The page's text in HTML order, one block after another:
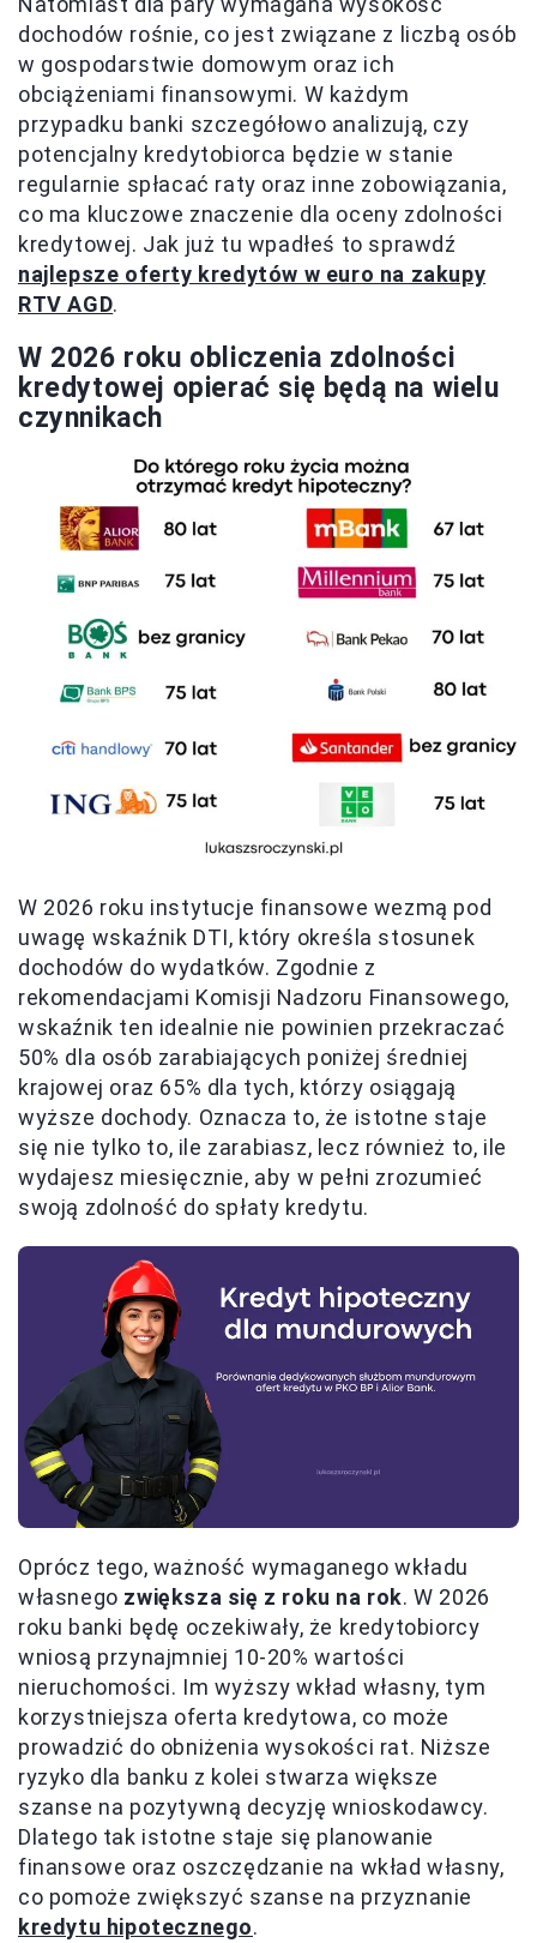
dochodów rośnie, co jest związane z liczbą osób
w gospodarstwie domowym oraz ich
obciążeniami finansowymi. W każdym
przypadku banki szczegółowo analizują, czy
potencjalny kredytobiorca będzie w stanie
regularnie spłacać raty oraz inne zobowiązania,
co ma kluczowe znaczenie dla oceny zdolności
kredytowej. Jak już tu wpadłeś to sprawdź
najlepsze oferty kredytów w euro na zakupy
RTV AGD.
W 2026 roku obliczenia zdolności
kredytowej opierać się będą na wielu
czynnikach
W 2026 roku instytucje finansowe wezmą pod
uwagę wskaźnik DTI, który określa stosunek
dochodów do wydatków. Zgodnie z
rekomendacjami Komisji Nadzoru Finansowego,
wskaźnik ten idealnie nie powinien przekraczać
50% dla osób zarabiających poniżej średniej
krajowej oraz 65% dla tych, którzy osiągają
wyższe dochody. Oznacza to, że istotne staje
się nie tylko to, ile zarabiasz, lecz również to, ile
wydajesz miesięcznie, aby w pełni zrozumieć
swoją zdolność do spłaty kredytu.
Oprócz tego, ważność wymaganego wkładu
własnego zwiększa się z roku na rok. W 2026
roku banki będę oczekiwały, że kredytobiorcy
wniosą przynajmniej 10-20% wartości
nieruchomości. Im wyższy wkład własny, tym
korzystniejsza oferta kredytowa, co może
prowadzić do obniżenia wysokości rat. Niższe
ryzyko dla banku z kolei stwarza większe
szanse na pozytywną decyzję wnioskodawcy.
Dlatego tak istotne staje się planowanie
finansowe oraz oszczędzanie na wkład własny,
co pomoże zwiększyć szanse na przyznanie
kredytu hipotecznego.